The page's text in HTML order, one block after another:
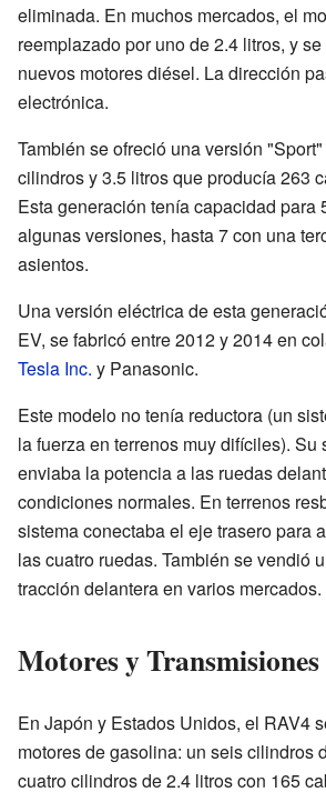
eliminada. En muchos mercados, el
reemplazado por uno de 2.4 litros, y
nuevos motores diésel. La dirección
electrónica.
También se ofreció una versión
cilindros y 3.5 litros que producía 263
Esta generación tenía capacidad para
algunas versiones, hasta 7 con una
asientos.
Una versión eléctrica de esta
EV, se fabricó entre 2012 y 2014 en
Tesla Inc. y Panasonic.
Este modelo no tenía reductora (un
la fuerza en terrenos muy difíciles). Su
enviaba la potencia a las ruedas
condiciones normales. En terrenos
sistema conectaba el eje trasero para
las cuatro ruedas. También se vendió
tracción delantera en varios mercados.
Motores y Transmisiones
En Japón y Estados Unidos, el RAV4
motores de gasolina: un seis cilindros
cuatro cilindros de 2.4 litros con 165